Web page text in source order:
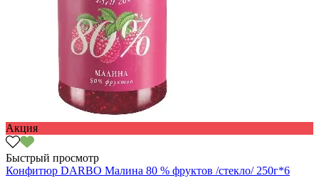
Акция
Быстрый просмотр
Конфитюр DARBO Малина 80 % фруктов /стекло/ 250г*6